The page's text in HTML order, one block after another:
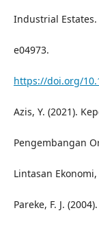
Industrial Estates.
e04973.
https://doi.org/
Azis, Y. (2021).
Pengembangan
Lintasan Ekonomi,
Pareke, F. J.